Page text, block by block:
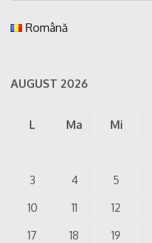
Română
AUGUST 2026
L Ma Mi
3
4 5
10
11 12
17
18 19